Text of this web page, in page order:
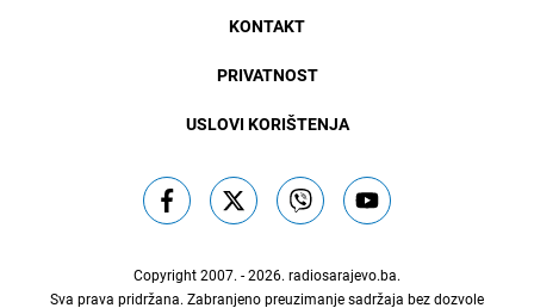
KONTAKT
PRIVATNOST
USLOVI KORIŠTENJA
Copyright 2007. - 2026. radiosarajevo.ba.
Sva prava pridržana. Zabranjeno preuzimanje sadržaja bez dozvole